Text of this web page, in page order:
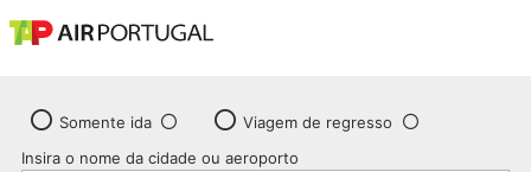
Somente ida
Viagem de regresso
Insira o nome da cidade ou aeroporto